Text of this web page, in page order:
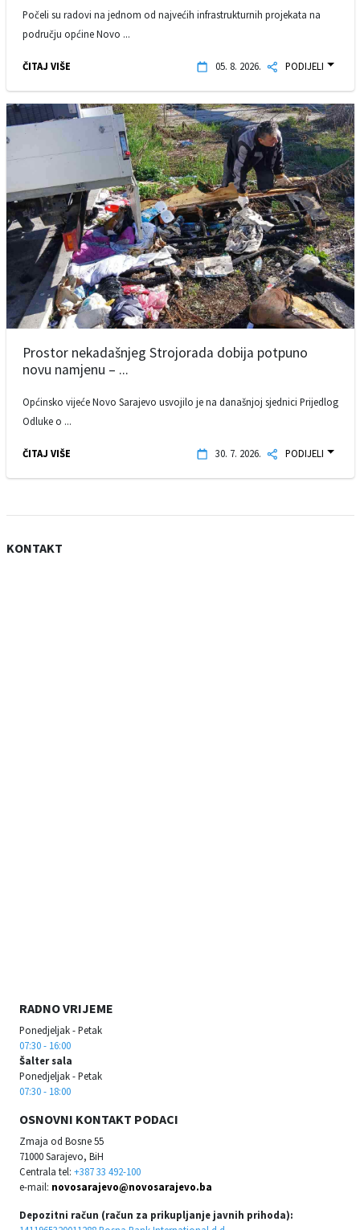
Počeli su radovi na jednom od najvećih infrastrukturnih projekata na
području općine Novo ...
ČITAJ VIŠE 05. 8. 2026. PODIJELI
Prostor nekadašnjeg Strojorada dobija potpuno
novu namjenu – ...
Općinsko vijeće Novo Sarajevo usvojilo je na današnjoj sjednici Prijedlog
Odluke o ...
ČITAJ VIŠE 30. 7. 2026. PODIJELI
KONTAKT
RADNO VRIJEME
Ponedjeljak - Petak
07:30 - 16:00
Šalter sala
Ponedjeljak - Petak
07:30 - 18:00
OSNOVNI KONTAKT PODACI
Zmaja od Bosne 55
71000 Sarajevo, BiH
Centrala tel: +387 33 492-100
e-mail: novosarajevo@novosarajevo.ba
Depozitni račun (račun za prikupljanje javnih prihoda):